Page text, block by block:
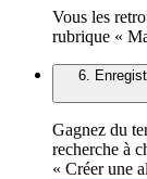
Vous les
rubrique «
6.
Gagnez du
recherche à
« Créer une